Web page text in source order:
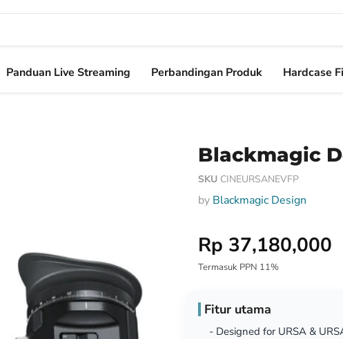
Panduan Live Streaming Perbandingan Produk Hardcase
Blackmagic
SKU CINEURSANEVFP
by Blackmagic Design
Harga Special
Rp 37,180,000
Termasuk PPN 11%
Fitur utama
- Designed for URSA &